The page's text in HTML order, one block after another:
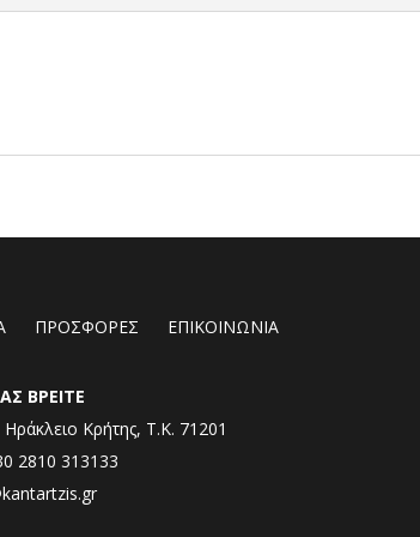
ΠΡΟΣΦΟΡΕΣ ΕΠΙΚΟΙΝΩΝΙΑ
ΒΡΕΙΤΕ
Ηράκλειο Κρήτης, Τ.Κ. 71201
2810 313133